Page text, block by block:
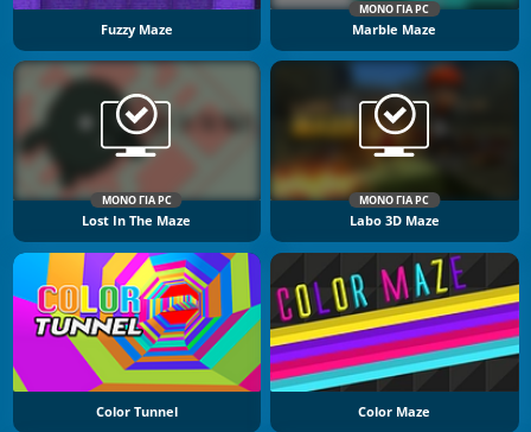
Fuzzy Maze
ΜΌΝΟ ΓΙΑ PC
Marble Maze
ΜΌΝΟ ΓΙΑ PC
Lost In The Maze
ΜΌΝΟ ΓΙΑ PC
Labo 3D Maze
Color Tunnel Color Maze